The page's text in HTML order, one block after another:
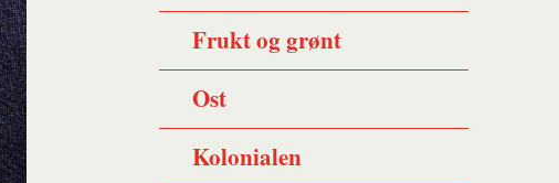
Frukt og grønt
Ost
Kolonialen